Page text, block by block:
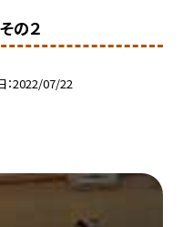
の２
2022/07/22